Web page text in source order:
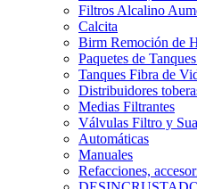
Filtros Alcalino
Calcita
Birm Remoción de
Paquetes de
Tanques Fibra de
Distribuidores
Medias Filtrantes
Válvulas Filtro y
Automáticas
Manuales
Refacciones,